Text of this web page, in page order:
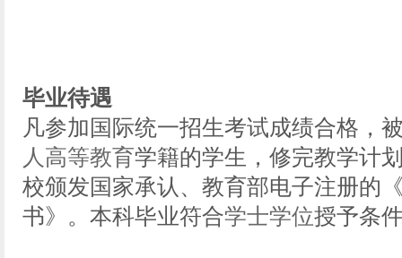
毕业待遇
凡参加国际统一招生考试成绩合格，
人高等教育学籍的学生，修完教学计
校颁发国家承认、教育部电子注册的
书》。本科毕业符合学士学位授予条